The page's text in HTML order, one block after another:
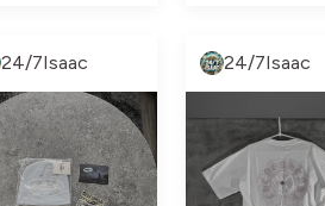
24/7Isaac 24/7Isaac